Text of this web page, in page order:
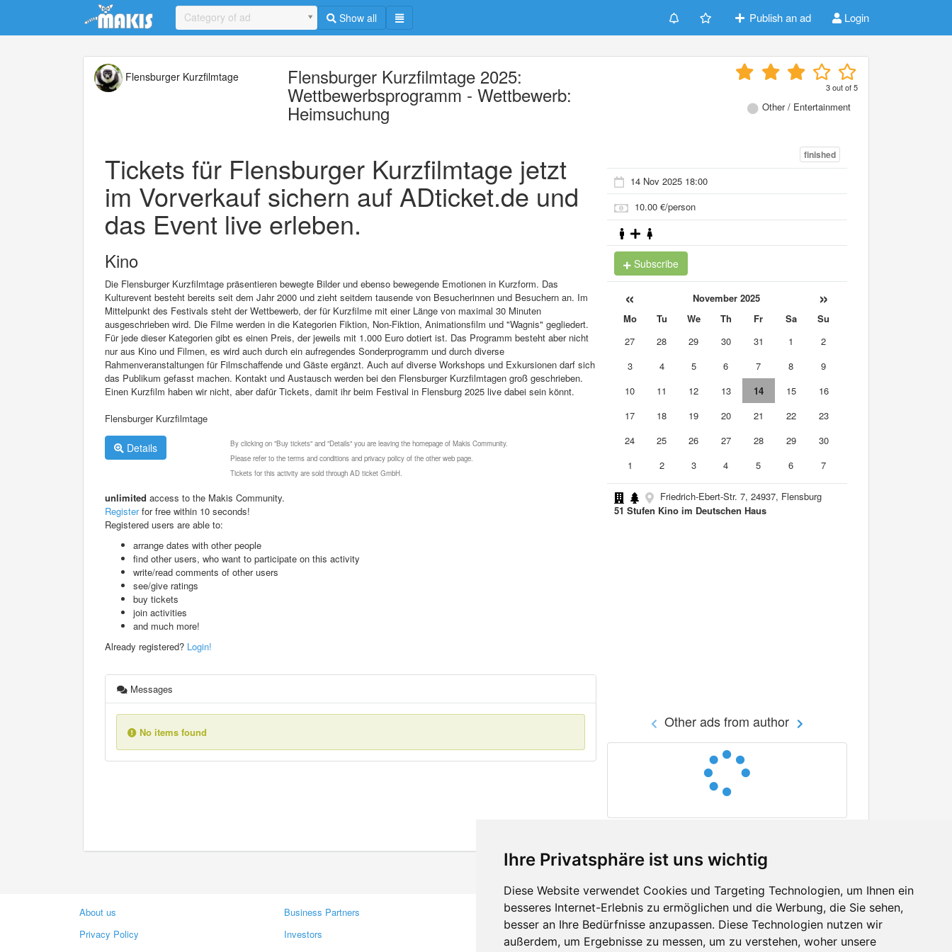
Ihre Privatsphäre ist uns wichtig
Diese Website verwendet Cookies und Targeting Technologien, um Ihnen ein
besseres Internet-Erlebnis zu ermöglichen und die Werbung, die Sie sehen,
besser an Ihre Bedürfnisse anzupassen. Diese Technologien nutzen wir
außerdem, um Ergebnisse zu messen, um zu verstehen, woher unsere
Update cookies preferences
Category of ad Show all Publish an ad Login
Flensburger Kurzfilmtage Flensburger Kurzfilmtage 2025:
Wettbewerbsprogramm - Wettbewerb:
Heimsuchung
3out of5
Other / Entertainment
Tickets für Flensburger Kurzfilmtage jetzt
im Vorverkauf sichern auf ADticket.de und
das Event live erleben.
Kino
Die Flensburger Kurzfilmtage präsentieren bewegte Bilder und ebenso bewegende Emotionen in Kurzform. Das
Kulturevent besteht bereits seit dem Jahr 2000 und zieht seitdem tausende von Besucherinnen und Besuchern an. Im
Mittelpunkt des Festivals steht der Wettbewerb, der für Kurzfilme mit einer Länge von maximal 30 Minuten
ausgeschrieben wird. Die Filme werden in die Kategorien Fiktion, Non-Fiktion, Animationsfilm und "Wagnis" gegliedert.
Für jede dieser Kategorien gibt es einen Preis, der jeweils mit 1.000 Euro dotiert ist. Das Programm besteht aber nicht
nur aus Kino und Filmen, es wird auch durch ein aufregendes Sonderprogramm und durch diverse
Rahmenveranstaltungen für Filmschaffende und Gäste ergänzt. Auch auf diverse Workshops und Exkursionen darf sich
das Publikum gefasst machen. Kontakt und Austausch werden bei den Flensburger Kurzfilmtagen groß geschrieben.
Einen Kurzfilm haben wir nicht, aber dafür Tickets, damit ihr beim Festival in Flensburg 2025 live dabei sein könnt.
Flensburger Kurzfilmtage
Details
By clicking on "Buy tickets" and "Details" you are leaving the homepage of Makis Community.
Please refer to the terms and conditions and privacy policy of the other web page.
Tickets for this activity are sold through AD ticket GmbH.
unlimited access to the Makis Community.
Registerfor free within 10 seconds!
Registered users are able to:
arrange dates with other people
find other users, who want to participate on this activity
write/read comments of other users
see/give ratings
buy tickets
join activities
and much more!
Already registered? Login!
Messages
No items found
finished
14 Nov 2025 18:00
10.00 €/person
Subscribe
« November 2025 »
Mo Tu We Th Fr Sa
Su
27
28 29 30 31 1
2
3
4 5 6 7 8
9
10
11 12 13 14 15
16
17
18 19 20 21 22
23
24
25 26 27 28 29
30
1
2 3 4 5 6 7
Friedrich-Ebert-Str. 7, 24937, Flensburg
51 Stufen Kino im Deutschen Haus
Other ads from author
About us
Privacy Policy
Business Partners
Investors
Contacts
Feedback
Facebook
Twitter